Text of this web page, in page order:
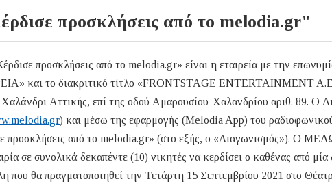
προσκλήσεις από το melodia.gr"
προσκλήσεις από το melodia.gr» είναι η εταιρεία με την
το διακριτικό τίτλο «FRONTSTAGE ENTERTAINMENT
Αττικής, επί της οδού Αμαρουσίου-Χαλανδρίου αριθ. 89. Ο
) και μέσω της εφαρμογής (Melodia App) του
προσκλήσεις από το melodia.gr» (στο εξής, ο «Διαγωνισμός»). O
σε συνολικά δεκαπέντε (10) νικητές να κερδίσει ο καθένας από
που θα πραγματοποιηθεί την Τετάρτη 15 Σεπτεμβρίου 2021 στο